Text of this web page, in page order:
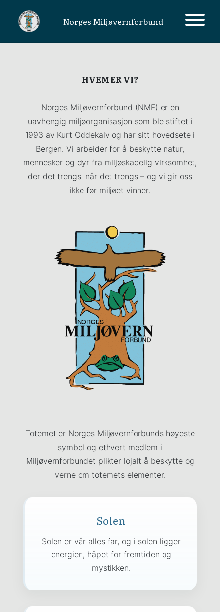
MAIN NAVIGATIONNorges Miljøvernforbund
HVEM ER VI?
Norges Miljøvernforbund (NMF) er en
uavhengig miljøorganisasjon som ble stiftet i
1993 av Kurt Oddekalv og har sitt hovedsete i
Bergen. Vi arbeider for å beskytte natur,
mennesker og dyr fra miljøskadelig virksomhet,
der det trengs, når det trengs – og vi gir oss
ikke før miljøet vinner.
Totemet er Norges Miljøvernforbunds høyeste
symbol og ethvert medlem i
Miljøvernforbundet plikter lojalt å beskytte og
verne om totemets elementer.
Solen
Solen er vår alles far, og i solen ligger
energien, håpet for fremtiden og
mystikken.